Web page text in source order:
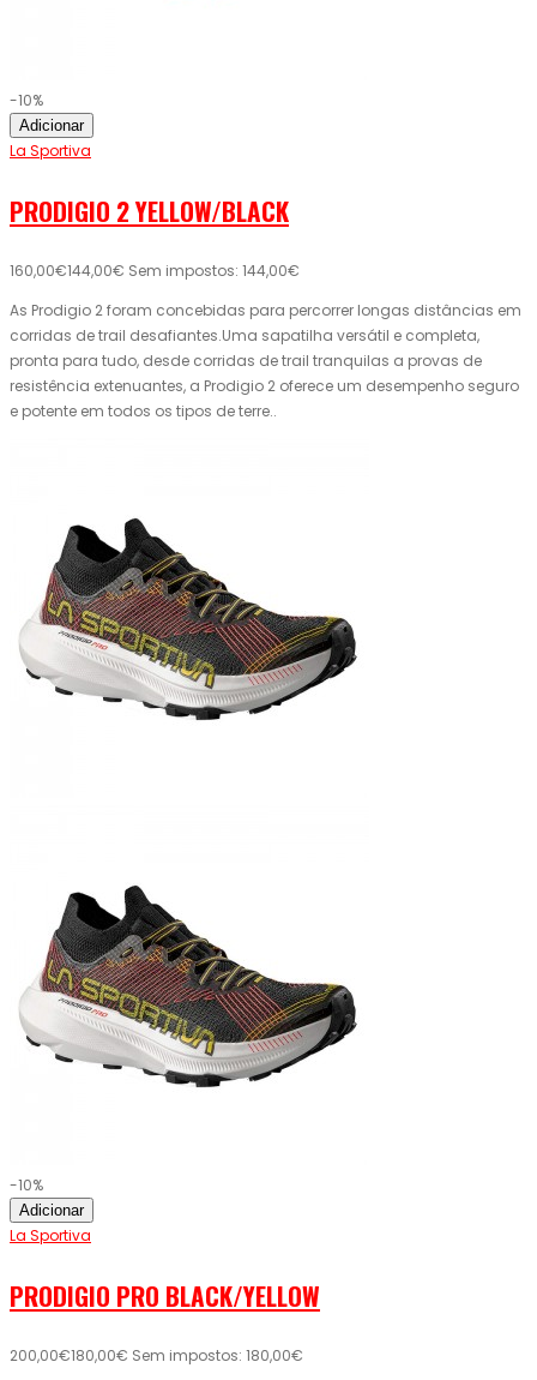
-10%
Adicionar
La Sportiva
PRODIGIO 2 YELLOW/BLACK
160,00€144,00€ Sem impostos: 144,00€
As Prodigio 2 foram concebidas para percorrer longas distâncias em
corridas de trail desafiantes.Uma sapatilha versátil e completa,
pronta para tudo, desde corridas de trail tranquilas a provas de
resistência extenuantes, a Prodigio 2 oferece um desempenho seguro
e potente em todos os tipos de terre..
-10%
Adicionar
La Sportiva
PRODIGIO PRO BLACK/YELLOW
200,00€180,00€ Sem impostos: 180,00€